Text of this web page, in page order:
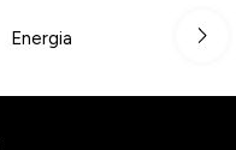
Energia